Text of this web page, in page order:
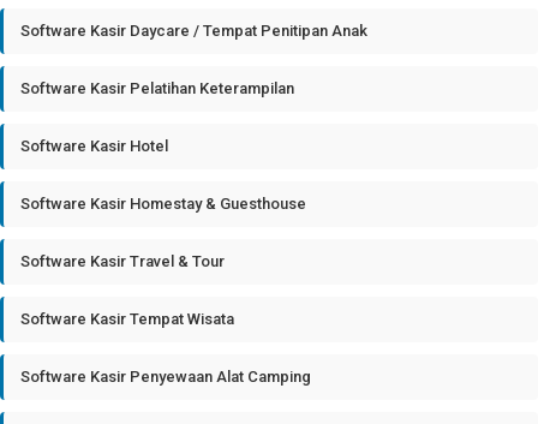
Software Kasir Daycare / Tempat Penitipan Anak
Software Kasir Pelatihan Keterampilan
Software Kasir Hotel
Software Kasir Homestay & Guesthouse
Software Kasir Travel & Tour
Software Kasir Tempat Wisata
Software Kasir Penyewaan Alat Camping